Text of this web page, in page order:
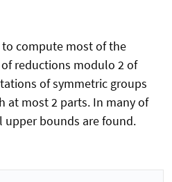
compute most of the
reductions modulo 2 of
of symmetric groups
at most 2 parts. In many of
bounds are found.